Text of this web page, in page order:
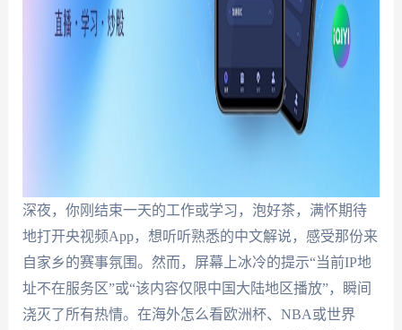
深夜，你刚结束一天的工作或学习，泡好茶，满怀期待
地打开央视频App，想听听熟悉的中文解说，感受那份来
自家乡的赛事氛围。然而，屏幕上冰冷的提示“当前IP地
址不在服务区”或“该内容仅限中国大陆地区播放”，瞬间
浇灭了所有热情。在海外怎么看欧洲杯、NBA或世界